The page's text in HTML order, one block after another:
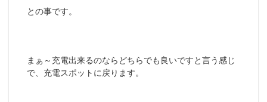
との事です。
まぁ～充電出来るのならどちらでも良いですと言う感じ
で、充電スポットに戻ります。